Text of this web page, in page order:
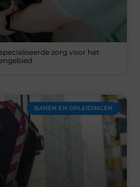
zorg voor het
BANEN EN OPLEIDINGEN